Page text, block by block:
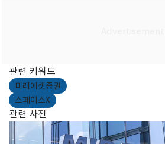
관련 키워드
미래에셋증권
스페이스X
관련 사진